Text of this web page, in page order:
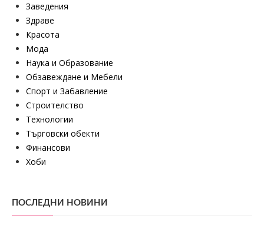
Заведения
Здраве
Красота
Мода
Наука и Образование
Обзавеждане и Мебели
Спорт и Забавление
Строителство
Технологии
Търговски обекти
Финансови
Хоби
ПОСЛЕДНИ НОВИНИ